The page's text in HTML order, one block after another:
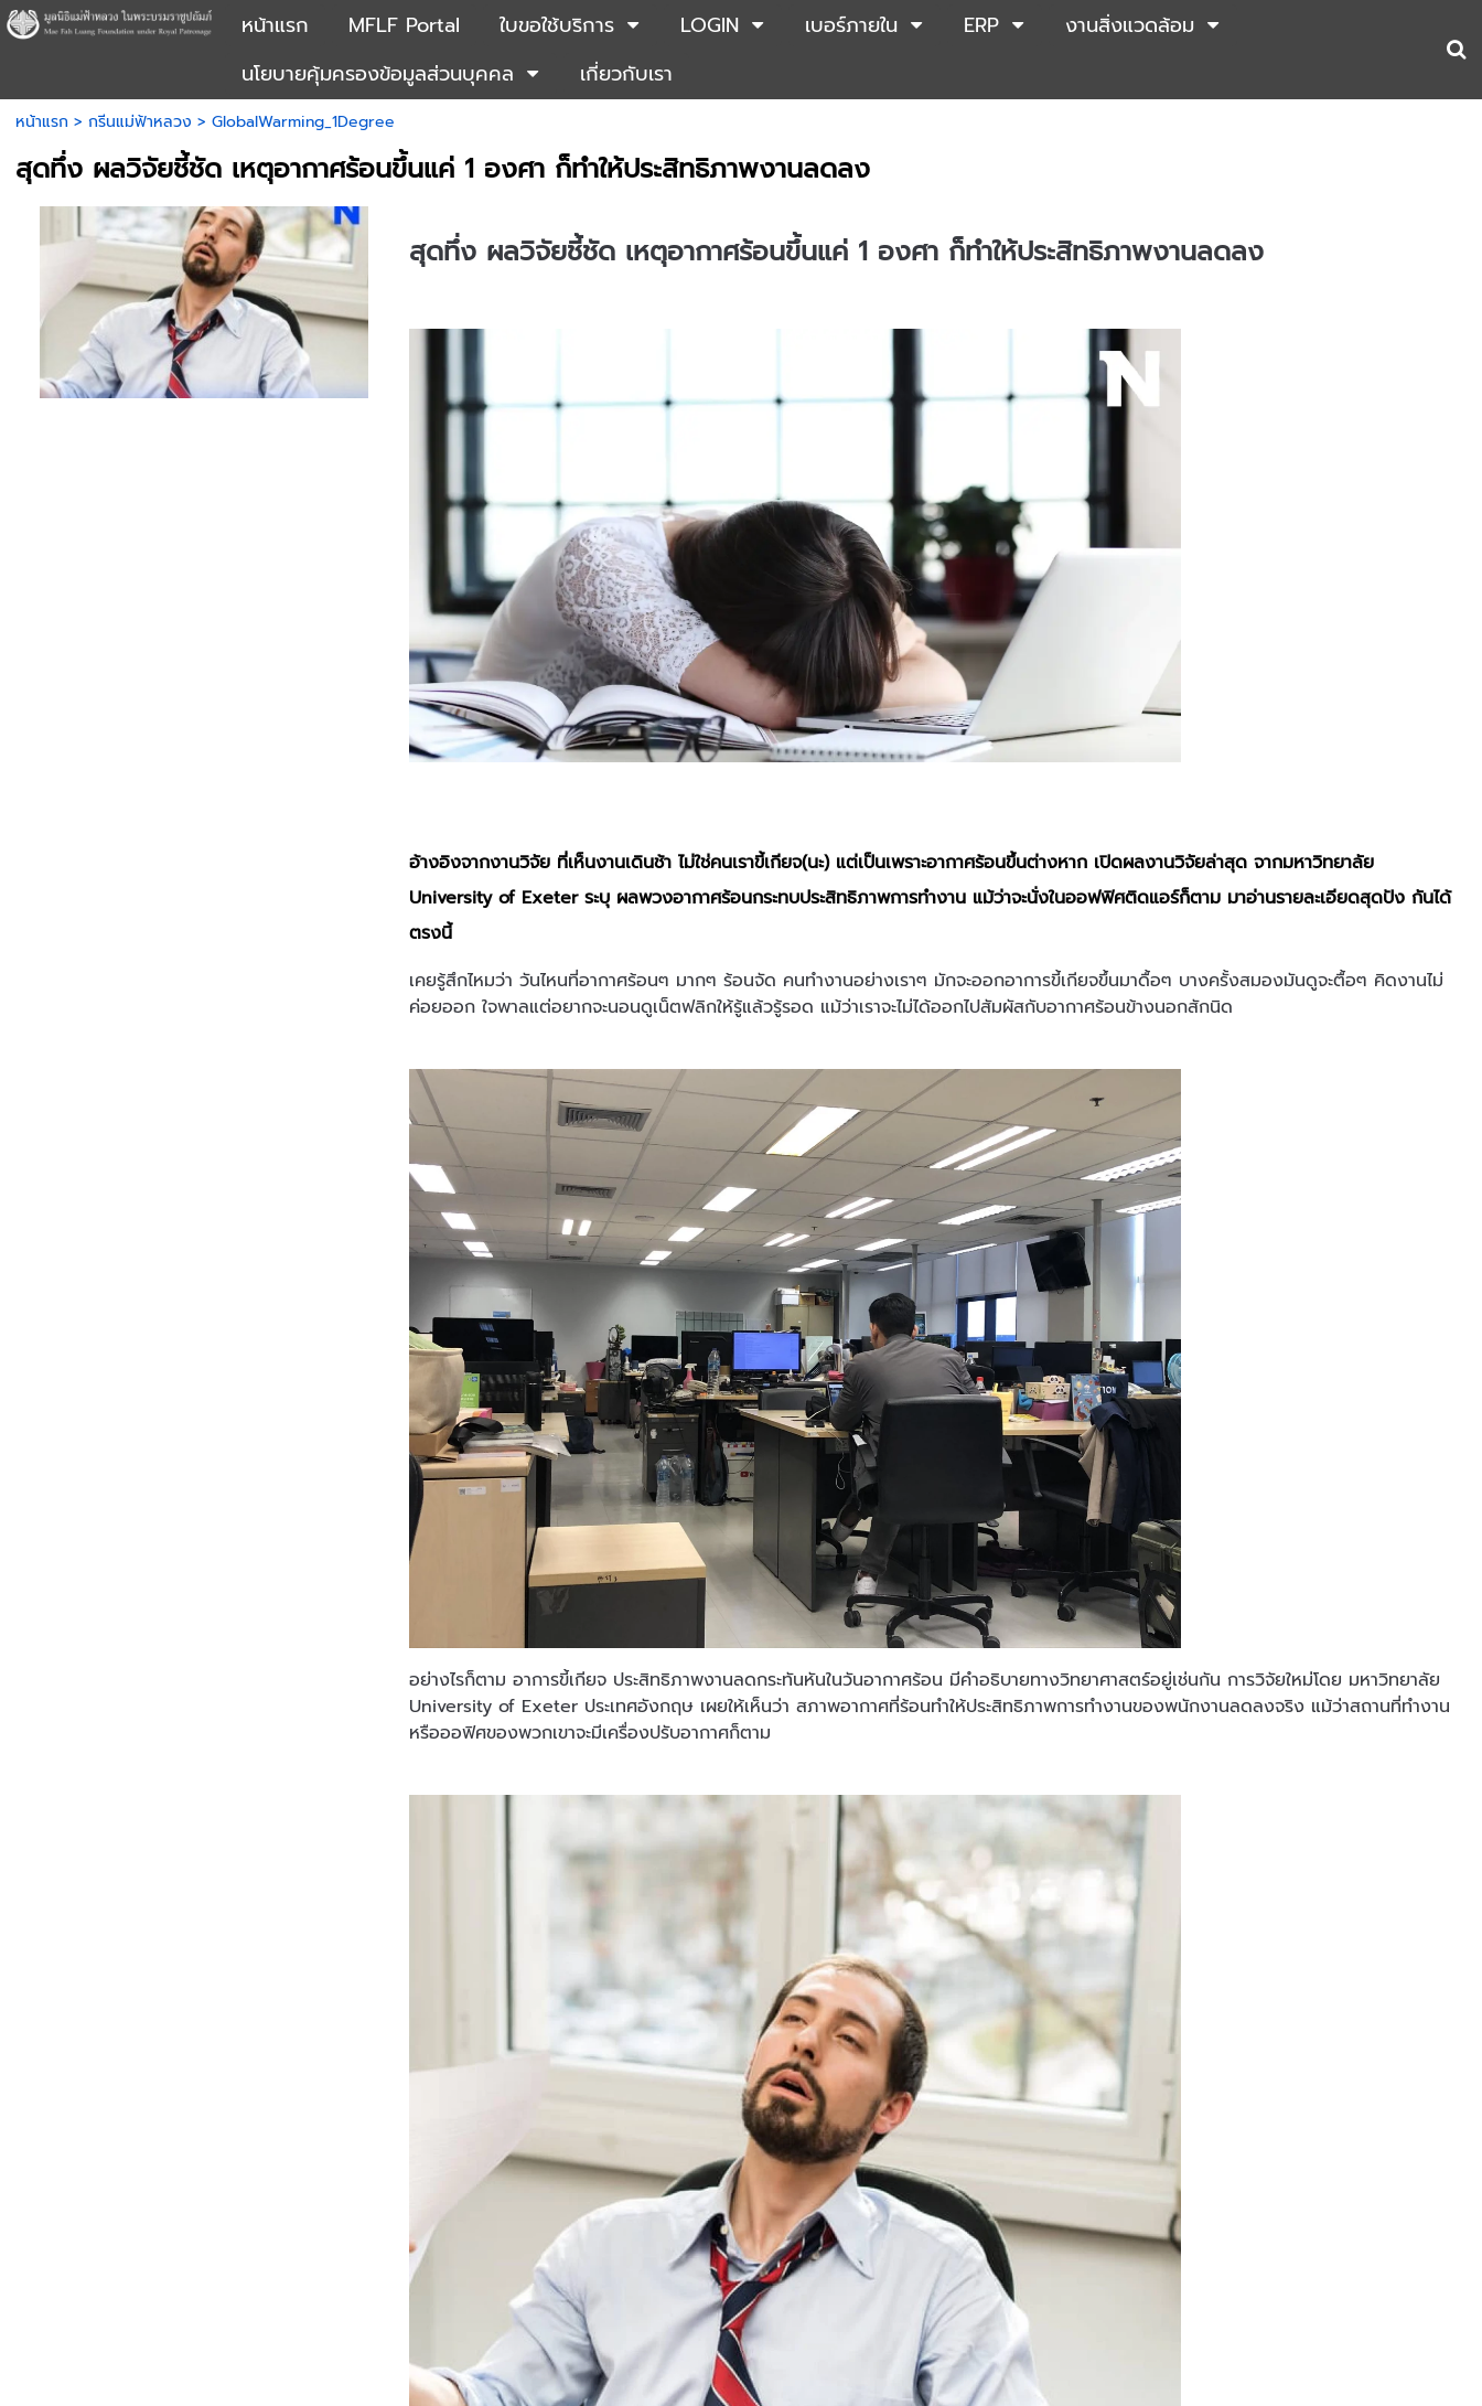
หน้าแรก MFLF Portal ใบขอใช้บริการ LOGIN เบอร์ภายใน ERP
งานสิ่งแวดล้อม
นโยบายคุ้มครองข้อมูลส่วนบุคคล
เกี่ยวกับเรา
หน้าแรก > กรีนแม่ฟ้าหลวง > GlobalWarming_1Degree
สุดทึ่ง ผลวิจัยชี้ชัด เหตุอากาศร้อนขึ้นแค่ 1 องศา ก็ทำให้ประสิทธิภาพงานลดลง
สุดทึ่ง ผลวิจัยชี้ชัด เหตุอากาศร้อนขึ้นแค่ 1 องศา ก็ทำให้ประสิทธิภาพงานลดลง
อ้างอิงจากงานวิจัย ที่เห็นงานเดินช้า ไม่ใช่คนเราขี้เกียจ(นะ) แต่เป็นเพราะอากาศร้อนขึ้นต่างหาก เปิดผลงานวิจัยล่าสุด จากมหาวิทยาลัย
University of Exeter ระบุ ผลพวงอากาศร้อนกระทบประสิทธิภาพการทำงาน แม้ว่าจะนั่งในออฟฟิศติดแอร์ก็ตาม มาอ่านรายละเอียดสุดปัง กันได้
ตรงนี้
เคยรู้สึกไหมว่า วันไหนที่อากาศร้อนๆ มากๆ ร้อนจัด คนทำงานอย่างเราๆ มักจะออกอาการขี้เกียจขึ้นมาดื้อๆ บางครั้งสมองมันดูจะตื้อๆ คิดงานไม่
ค่อยออก ใจพาลแต่อยากจะนอนดูเน็ตฟลิกให้รู้แล้วรู้รอด แม้ว่าเราจะไม่ได้ออกไปสัมผัสกับอากาศร้อนข้างนอกสักนิด
อย่างไรก็ตาม อาการขี้เกียจ ประสิทธิภาพงานลดกระทันหันในวันอากาศร้อน มีคำอธิบายทางวิทยาศาสตร์อยู่เช่นกัน การวิจัยใหม่โดย มหาวิทยาลัย
University of Exeter ประเทศอังกฤษ เผยให้เห็นว่า สภาพอากาศที่ร้อนทำให้ประสิทธิภาพการทำงานของพนักงานลดลงจริง แม้ว่าสถานที่ทำงาน
หรือออฟิศของพวกเขาจะมีเครื่องปรับอากาศก็ตาม